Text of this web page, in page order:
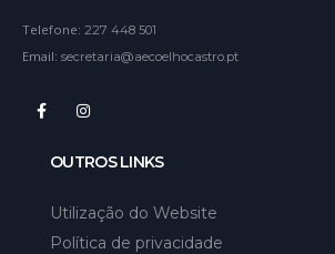
Telefone: 227 448 501
Email: secretaria@aecoelhocastro.pt
OUTROS LINKS
Utilização do Website
Política de privacidade